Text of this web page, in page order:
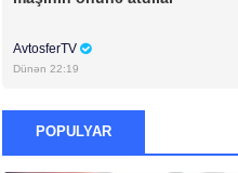
AvtosferTV
Dünən 22:19
POPULYAR